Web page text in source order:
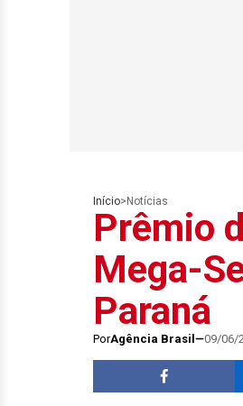
Início> Notícias
Prêmio
Mega-
Paraná
PorAgência Brasil 09/06/